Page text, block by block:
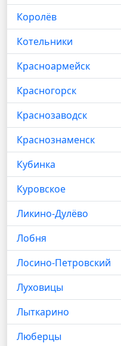
Королёв
Котельники
Красноармейск
Красногорск
Краснозаводск
Краснознаменск
Кубинка
Куровское
Ликино-Дулёво
Лобня
Лосино-Петровский
Луховицы
Лыткарино
Люберцы